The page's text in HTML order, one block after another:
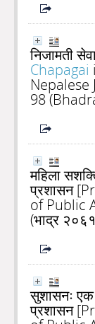
निजामती
Chapagai
98
महिला
प्रशासन
of Public
(भाद्र
सुशासनः एक
प्रशासन